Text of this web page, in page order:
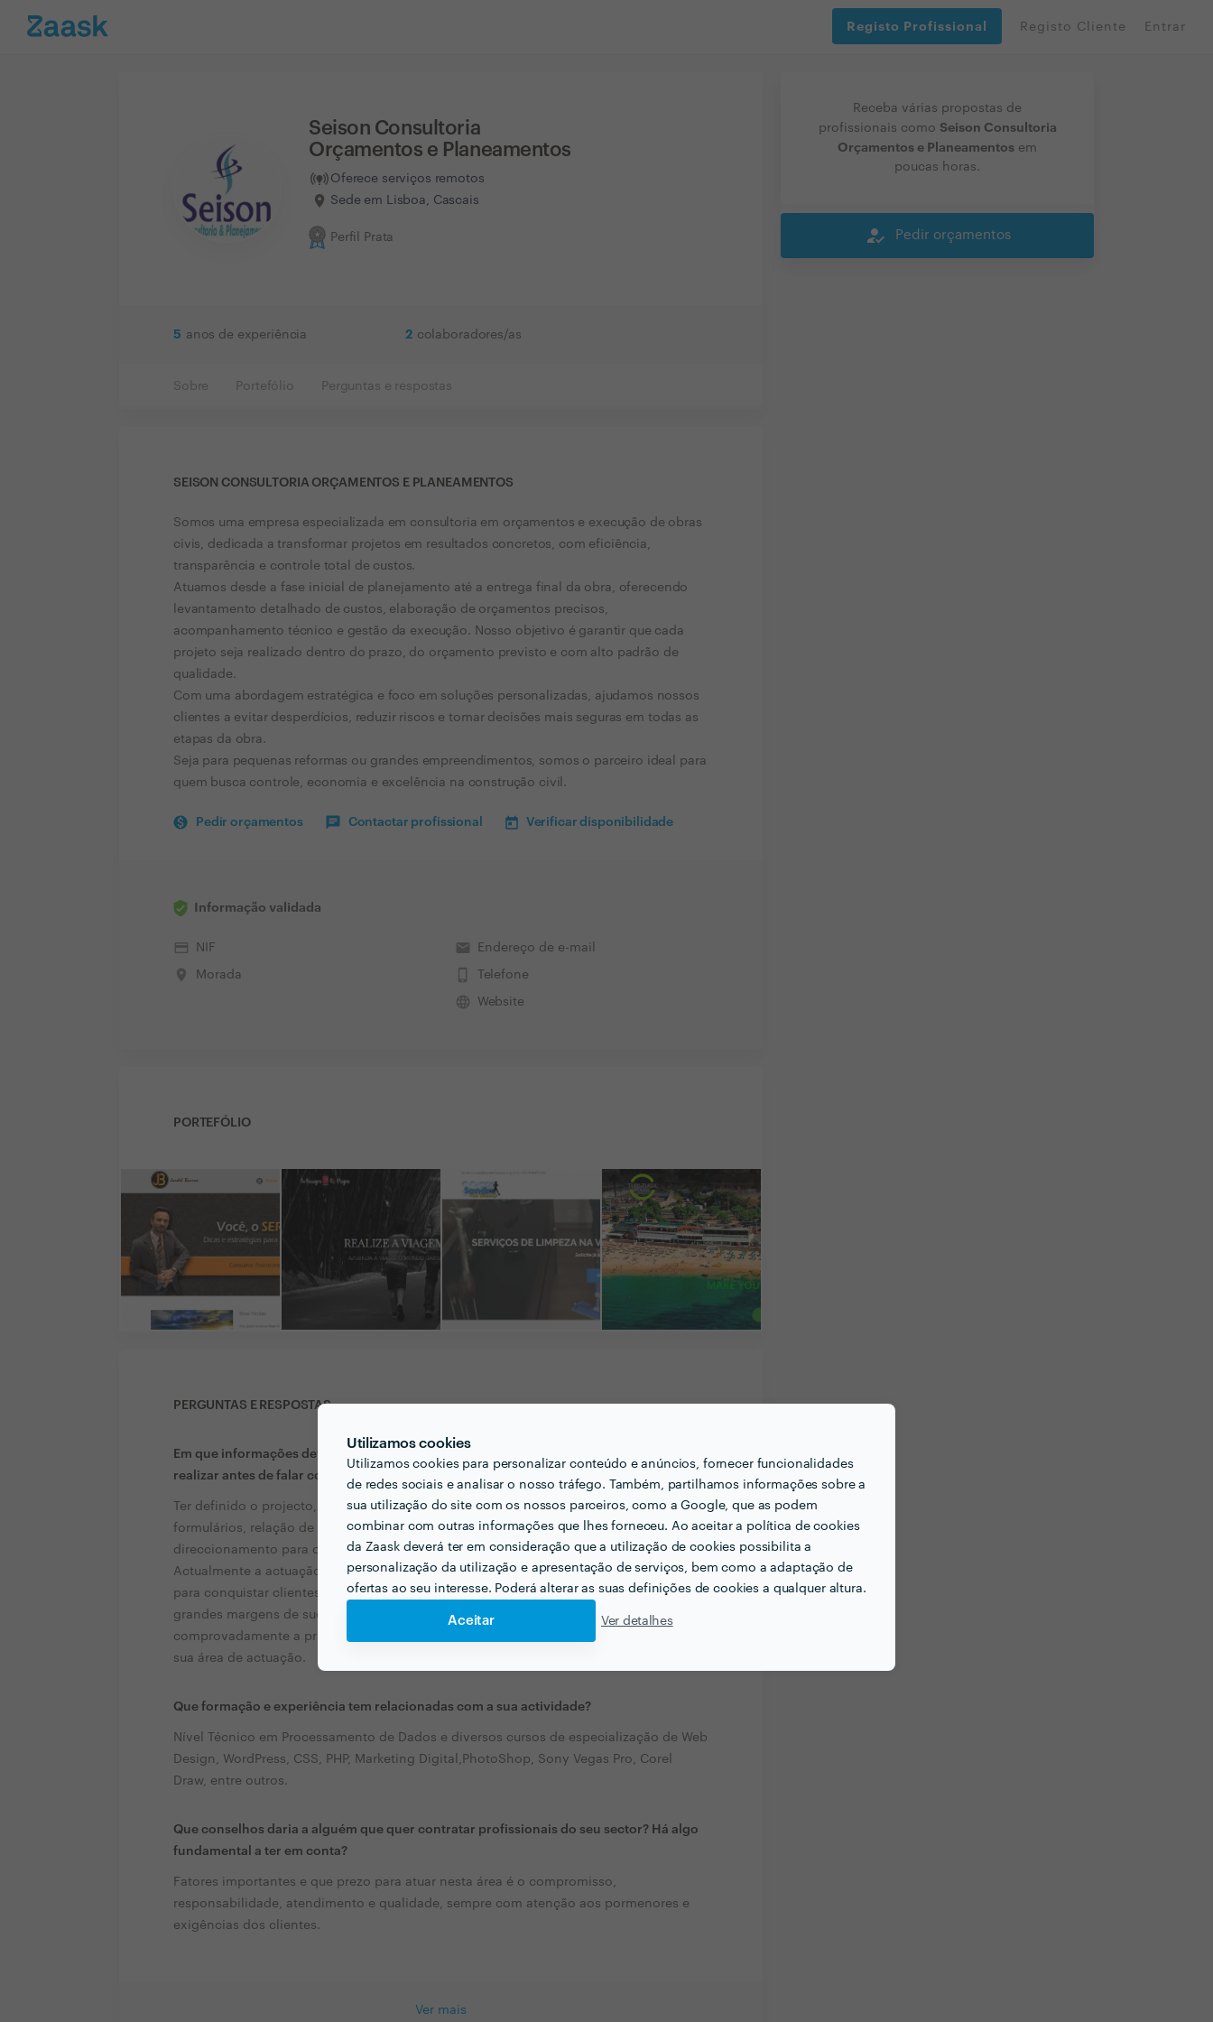
Utilizamos cookies
Utilizamos cookies para personalizar conteúdo e anúncios, fornecer funcionalidades
de redes sociais e analisar o nosso tráfego. Também, partilhamos informações sobre a
sua utilização do site com os nossos parceiros, como a Google, que as podem
combinar com outras informações que lhes forneceu. Ao aceitar a política de cookies
da Zaask deverá ter em consideração que a utilização de cookies possibilita a
personalização da utilização e apresentação de serviços, bem como a adaptação de
ofertas ao seu interesse. Poderá alterar as suas definições de cookies a qualquer altura.
Aceitar Ver detalhes
Registo Profissional Registo Cliente Entrar
Seison Consultoria
Orçamentos e Planeamentos
Oferece serviços remotos
Sede em Lisboa, Cascais
Perfil Prata
5 anos de experiência 2 colaboradores/as
Sobre Portefólio Perguntas e respostas
SEISON CONSULTORIA ORÇAMENTOS E PLANEAMENTOS
Somos uma empresa especializada em consultoria em orçamentos e execução de obras
civis, dedicada a transformar projetos em resultados concretos, com eficiência,
transparência e controle total de custos.
Atuamos desde a fase inicial de planejamento até a entrega final da obra, oferecendo
levantamento detalhado de custos, elaboração de orçamentos precisos,
acompanhamento técnico e gestão da execução. Nosso objetivo é garantir que cada
projeto seja realizado dentro do prazo, do orçamento previsto e com alto padrão de
qualidade.
Com uma abordagem estratégica e foco em soluções personalizadas, ajudamos nossos
clientes a evitar desperdícios, reduzir riscos e tomar decisões mais seguras em todas as
etapas da obra.
Seja para pequenas reformas ou grandes empreendimentos, somos o parceiro ideal para
quem busca controle, economia e excelência na construção civil.
Pedir orçamentos Contactar profissional Verificar disponibilidade
Informação validada
credit_card NIF
place Morada
email Endereço de e-mail
phone_iphone Telefone
language Website
PORTEFÓLIO
PERGUNTAS E RESPOSTAS
Em que informações deve um ou uma cliente pensar acerca do projecto que quer
realizar antes de falar com profissionais?
Ter definido o projecto, descrições para inclusão do site, objectivos, sobre a empresa,
formulários, relação de produtos ou serviços a serem promovidos, com
direccionamento para o cliente final.
Actualmente a actuação da empresa na Web tem se revelado a forma mais eficiente
para conquistar clientes, tanto de âmbito regional como internacional alcançando
grandes margens de sucesso e consolidação de contratos e vendas de produtos,
comprovadamente a principal janela para ser conhecido e crescer, qualquer que seja,
sua área de actuação.
Que formação e experiência tem relacionadas com a sua actividade?
Nível Técnico em Processamento de Dados e diversos cursos de especialização de Web
Design, WordPress, CSS, PHP, Marketing Digital,PhotoShop, Sony Vegas Pro, Corel
Draw, entre outros.
Que conselhos daria a alguém que quer contratar profissionais do seu sector? Há algo
fundamental a ter em conta?
Fatores importantes e que prezo para atuar nesta área é o compromisso,
responsabilidade, atendimento e qualidade, sempre com atenção aos pormenores e
exigências dos clientes.
Ver mais
Receba várias propostas de
profissionais como Seison Consultoria
Orçamentos e Planeamentos em
poucas horas.
how_to_reg Pedir orçamentos